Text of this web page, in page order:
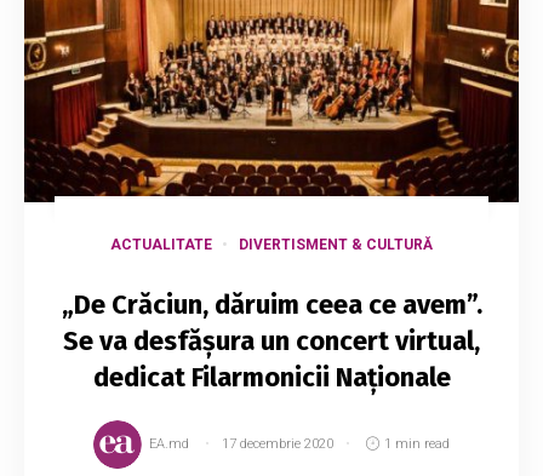
ACTUALITATE DIVERTISMENT & CULTURĂ
„De Crăciun, dăruim ceea ce avem”.
Se va desfășura un concert virtual,
dedicat Filarmonicii Naționale
EA.md 17 decembrie 2020 1 min read